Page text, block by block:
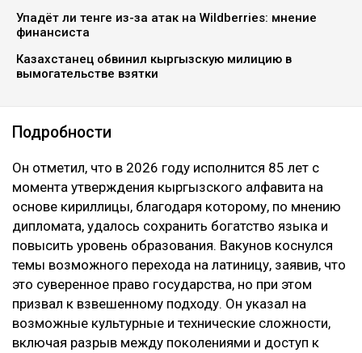
Упадёт ли тенге из-за атак на Wildberries: мнение
финансиста
Казахстанец обвинил кыргызскую милицию в
вымогательстве взятки
Подробности
Он отметил, что в 2026 году исполнится 85 лет с
момента утверждения кыргызского алфавита на
основе кириллицы, благодаря которому, по мнению
дипломата, удалось сохранить богатство языка и
повысить уровень образования. Вакунов коснулся
темы возможного перехода на латиницу, заявив, что
это суверенное право государства, но при этом
призвал к взвешенному подходу. Он указал на
возможные культурные и технические сложности,
включая разрыв между поколениями и доступ к